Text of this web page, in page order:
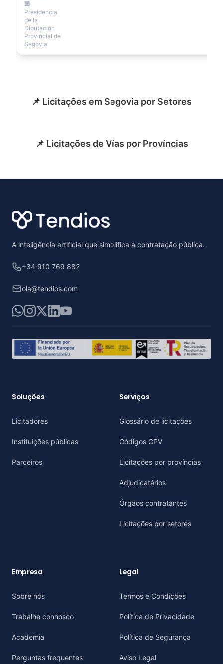
🏢
Presidencia
de la
Diputación
Provincial de
Segovia
📌 Licitações em Segovia por Setores
📌 Licitações de Vías por Províncias
A inteligência artificial que simplifica a contratação pública.
+34 910 769 882
ola@tendios.com
WhatsApp
Instagram
X LinkedIn
YouTube
Soluções
Licitadores
Instituições públicas
Parceiros
Serviços
Glossário de licitações
Códigos CPV
Licitações por províncias
Adjudicatários
Órgãos contratantes
Licitações por setores
Empresa
Sobre nós
Trabalhe connosco
Academia
Perguntas frequentes
Legal
Termos e Condições
Política de Privacidade
Política de Segurança
Aviso Legal